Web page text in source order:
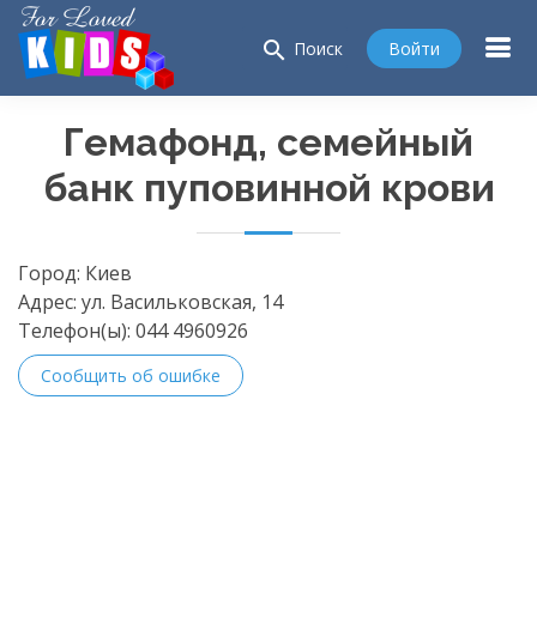
search Поиск Войти
Гемафонд, семейный
банк пуповинной крови
Город: Киев
Адрес: ул. Васильковская, 14
Телефон(ы): 044 4960926
Сообщить об ошибке